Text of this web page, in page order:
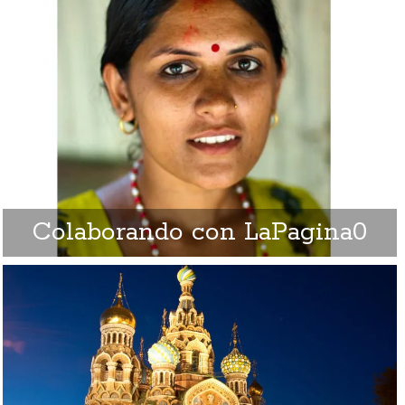
Colaborando con LaPagina0